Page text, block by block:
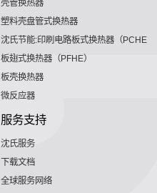
壳管换热器
塑料壳盘管式换热器
沈氏节能:印刷电路板式换热器（PCHE）
板翅式换热器（PFHE）
板壳换热器
微反应器
服务支持
沈氏服务
下载文档
全球服务网络